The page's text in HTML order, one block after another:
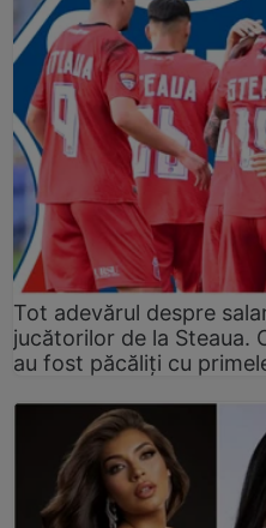
Tot adevărul despre
jucătorilor de la Steaua.
au fost păcăliți cu